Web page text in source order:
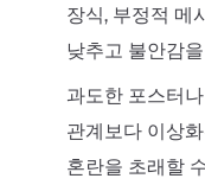
장식, 부정적 메
낮추고 불안감
과도한 포스터
관계보다 이상
혼란을 초래할